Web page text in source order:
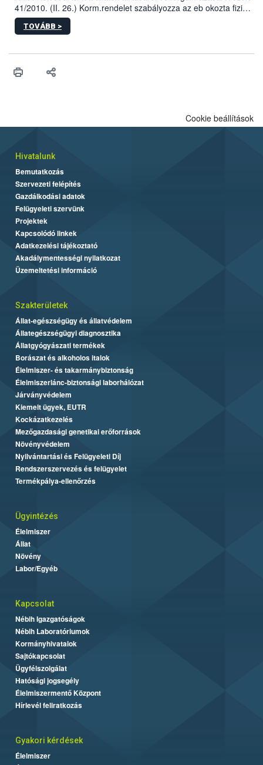
41/2010. (II. 26.) Korm.rendelet szabályozza az eb okozta fizikai
sérülés, illetve ennek veszélye keletkezésekor felmerülő
hatósági feladatokat, valamint a veszélyes eb tartását és annak
vonni az ebek viselkedésének megítélésében jártas szakértőt.
TOVÁBB >
Cookie beállítások
Hivatalunk
Bemutatkozás
Szervezeti felépítés
Gazdálkodási adatok
Felügyeleti szervünk
Projektek
Kapcsolódó linkek
Adatkezelési tájékoztató
Akadálymentességi nyilatkozat
Üzemeltetési információ
Szakterületek
Állat-egészségügy és állatvédelem
Állategészségügyi diagnosztika
Állatgyógyászati termékek
Borászat és alkoholos italok
Élelmiszer- és takarmánybiztonság
Élelmiszerlánc-biztonsági laborhálózat
Járványvédelem
Kiemelt ügyek, EUTR
Kockázatkezelés
Mezőgazdasági genetikai erőforrások
Növényvédelem
Nyilvántartási és Felügyeleti Díj
Rendszerszervezés és felügyelet
Termékpálya-ellenőrzés
Ügyintézés
Élelmiszer
Állat
Növény
Labor/Egyéb
Kapcsolat
Nébih Igazgatóságok
Nébih Laboratóriumok
Kormányhivatalok
Sajtókapcsolat
Ügyfélszolgálat
Hatósági jogsegély
Élelmiszermentő Központ
Hírlevél feliratkozás
Gyakori kérdések
Élelmiszer